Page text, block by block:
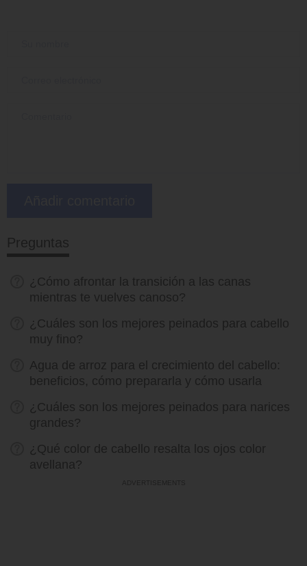
Preguntas
¿Cómo afrontar la transición a las canas
mientras te vuelves canoso?
¿Cuáles son los mejores peinados para cabello
muy fino?
Agua de arroz para el crecimiento del cabello:
beneficios, cómo prepararla y cómo usarla
¿Cuáles son los mejores peinados para narices
grandes?
¿Qué color de cabello resalta los ojos color
avellana?